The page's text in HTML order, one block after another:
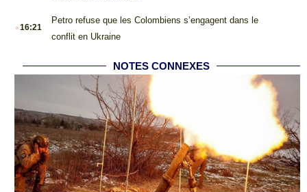
.16:21
Petro refuse que les Colombiens s’engagent dans le
conflit en Ukraine
NOTES CONNEXES